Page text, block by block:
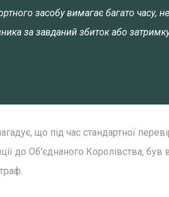
засобу вимагає багато часу,
за завданий збиток або
що під час стандартної
до Об'єднаного Королівства,